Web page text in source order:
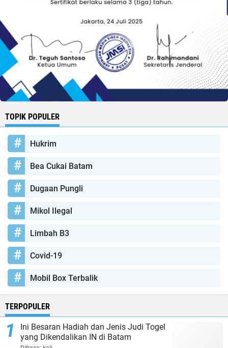
TOPIK POPULER
Hukrim
Bea Cukai Batam
Dugaan Pungli
Mikol Ilegal
Limbah B3
Covid-19
Mobil Box Terbalik
TERPOPULER
Ini Besaran Hadiah dan Jenis Judi Togel
yang Dikendalikan IN di Batam